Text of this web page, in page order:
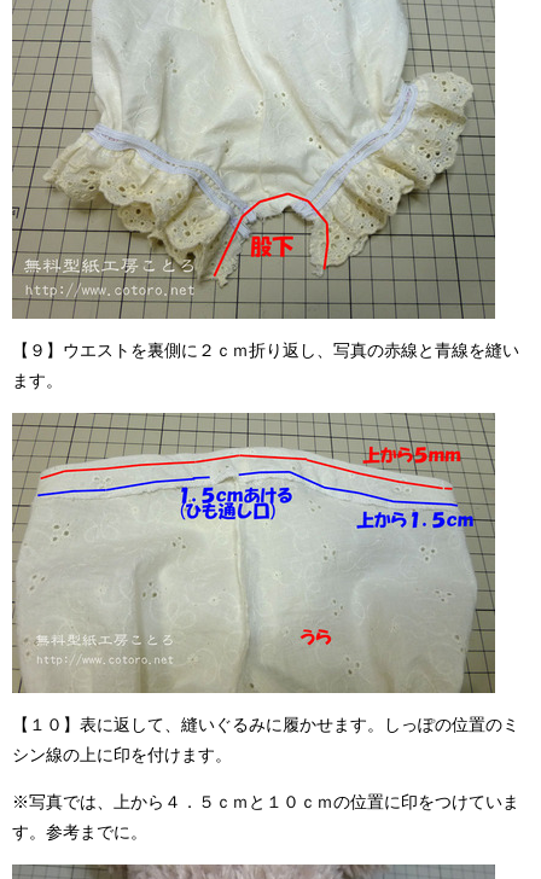
【９】ウエストを裏側に２ｃｍ折り返し、写真の赤線と青線を縫い
ます。
【１０】表に返して、縫いぐるみに履かせます。しっぽの位置のミ
シン線の上に印を付けます。
※写真では、上から４．５ｃｍと１０ｃｍの位置に印をつけていま
す。参考までに。